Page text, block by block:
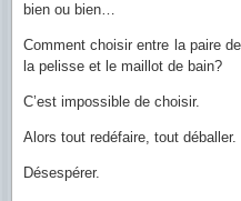
bien ou bien…
Comment choisir entre la paire
la pelisse et le maillot de bain?
C’est impossible de choisir.
Alors tout redéfaire, tout déballer.
Désespérer.